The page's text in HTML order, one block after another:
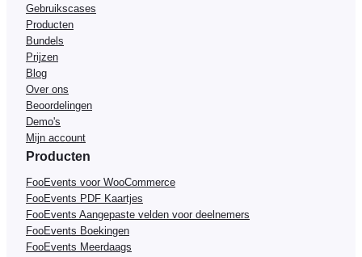
Gebruikscases
Producten
Bundels
Prijzen
Blog
Over ons
Beoordelingen
Demo's
Mijn account
Producten
FooEvents voor WooCommerce
FooEvents PDF Kaartjes
FooEvents Aangepaste velden voor deelnemers
FooEvents Boekingen
FooEvents Meerdaags